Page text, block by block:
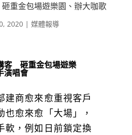
重金包場遊樂園、辦大咖歌
2020| 媒體報導
客 砸重金包場遊樂
演唱會
建商愈來愈重視客戶
也愈來愈「大場」，
軟，例如日前鎖定換